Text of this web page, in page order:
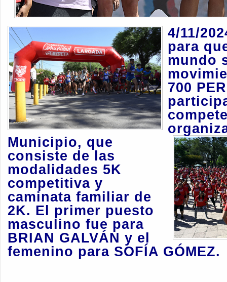
4/11/
para
mundo
700
Municipio, que
consiste de las
modalidades 5K
competitiva y
caminata familiar de
2K. El primer puesto
masculino fue para
BRIAN GALVÁN y el
femenino para SOFÍA GÓMEZ.